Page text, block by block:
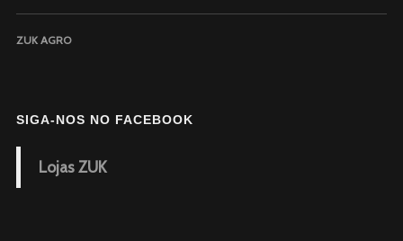
ZUK AGRO
SIGA-NOS NO FACEBOOK
Lojas ZUK